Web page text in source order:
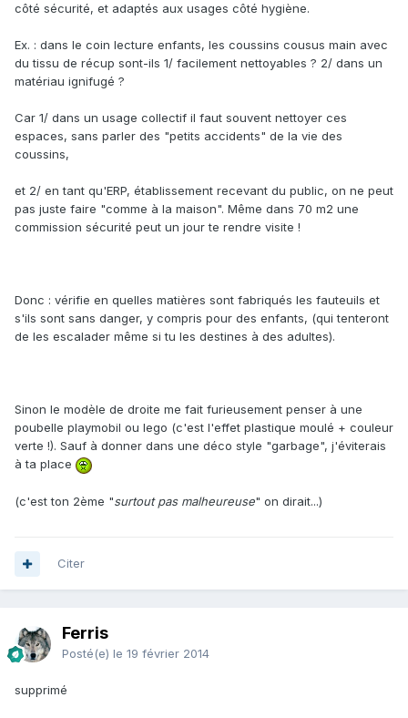
côté sécurité, et adaptés aux usages côté hygiène.
Ex. : dans le coin lecture enfants, les coussins cousus main avec
du tissu de récup sont-ils 1/ facilement nettoyables ? 2/ dans un
matériau ignifugé ?
Car 1/ dans un usage collectif il faut souvent nettoyer ces
espaces, sans parler des "petits accidents" de la vie des
coussins,
et 2/ en tant qu'ERP, établissement recevant du public, on ne peut
pas juste faire "comme à la maison". Même dans 70 m2 une
commission sécurité peut un jour te rendre visite !
Donc : vérifie en quelles matières sont fabriqués les fauteuils et
s'ils sont sans danger, y compris pour des enfants, (qui tenteront
de les escalader même si tu les destines à des adultes).
Sinon le modèle de droite me fait furieusement penser à une
poubelle playmobil ou lego (c'est l'effet plastique moulé + couleur
verte !). Sauf à donner dans une déco style "garbage", j'éviterais
à ta place
(c'est ton 2ème "surtout pas malheureuse" on dirait...)
Citer
Ferris
Posté(e) le 19 février 2014
supprimé